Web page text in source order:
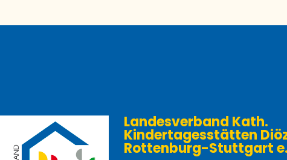
Landesverband Kath.
Kindertagesstätten
Rottenburg-Stuttgart